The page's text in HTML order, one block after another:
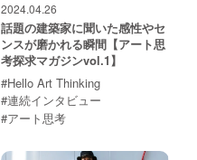
2024.04.26
話題の建築家に聞いた感性やセ
ンスが磨かれる瞬間【アート思
考探求マガジンvol.1】
#Hello Art Thinking
#連続インタビュー
#アート思考